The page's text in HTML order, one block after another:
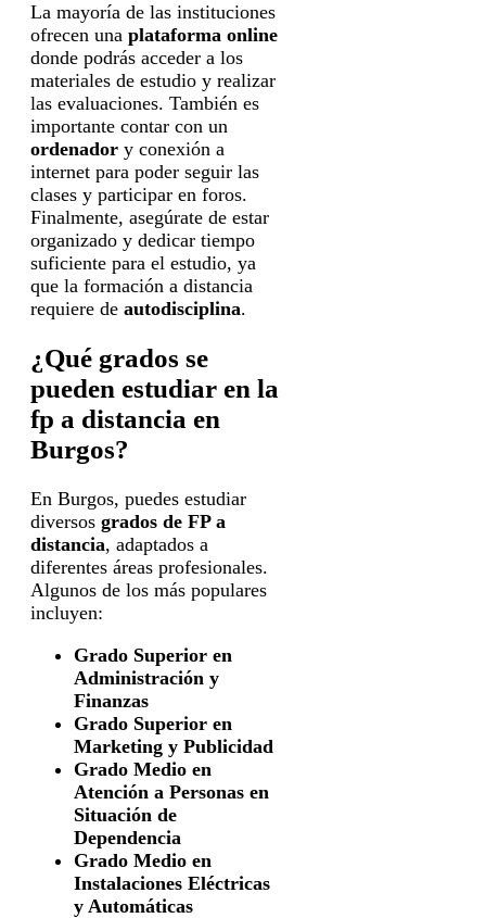
La mayoría de las instituciones
ofrecen una plataforma online
donde podrás acceder a los
materiales de estudio y realizar
las evaluaciones. También es
importante contar con un
ordenador y conexión a
internet para poder seguir las
clases y participar en foros.
Finalmente, asegúrate de estar
organizado y dedicar tiempo
suficiente para el estudio, ya
que la formación a distancia
requiere de autodisciplina.
¿Qué grados se
pueden estudiar en la
fp a distancia en
Burgos?
En Burgos, puedes estudiar
diversos grados de FP a
distancia, adaptados a
diferentes áreas profesionales.
Algunos de los más populares
incluyen:
Grado Superior en
Administración y
Finanzas
Grado Superior en
Marketing y Publicidad
Grado Medio en
Atención a Personas en
Situación de
Dependencia
Grado Medio en
Instalaciones Eléctricas
y Automáticas